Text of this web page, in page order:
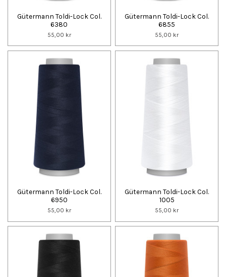
Gütermann Toldi-Lock Col.
6380
55,00 kr
Gütermann Toldi-Lock Col.
6855
55,00 kr
Gütermann Toldi-Lock Col.
6950
55,00 kr
Gütermann Toldi-Lock Col.
1005
55,00 kr